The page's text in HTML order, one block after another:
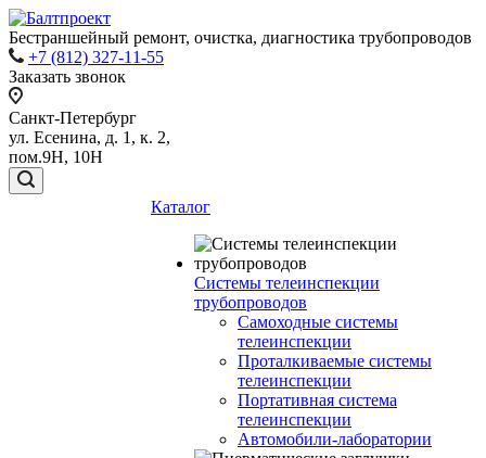
Бестраншейный ремонт, очистка, диагностика трубопроводов
+7 (812) 327-11-55
Заказать звонок
Санкт-Петербург
ул. Есенина, д. 1, к. 2,
пом.9Н, 10Н
Каталог
Системы телеинспекции
трубопроводов
Самоходные системы
телеинспекции
Проталкиваемые системы
телеинспекции
Портативная система
телеинспекции
Автомобили-лаборатории